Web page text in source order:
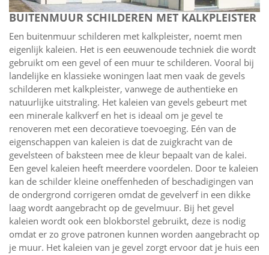
BUITENMUUR SCHILDEREN MET KALKPLEISTER
Een buitenmuur schilderen met kalkpleister, noemt men
eigenlijk kaleien. Het is een eeuwenoude techniek die wordt
gebruikt om een gevel of een muur te schilderen. Vooral bij
landelijke en klassieke woningen laat men vaak de gevels
schilderen met kalkpleister, vanwege de authentieke en
natuurlijke uitstraling. Het kaleien van gevels gebeurt met
een minerale kalkverf en het is ideaal om je gevel te
renoveren met een decoratieve toevoeging. Eén van de
eigenschappen van kaleien is dat de zuigkracht van de
gevelsteen of baksteen mee de kleur bepaalt van de kalei.
Een gevel kaleien heeft meerdere voordelen. Door te kaleien
kan de schilder kleine oneffenheden of beschadigingen van
de ondergrond corrigeren omdat de gevelverf in een dikke
laag wordt aangebracht op de gevelmuur. Bij het gevel
kaleien wordt ook een blokborstel gebruikt, deze is nodig
omdat er zo grove patronen kunnen worden aangebracht op
je muur. Het kaleien van je gevel zorgt ervoor dat je huis een